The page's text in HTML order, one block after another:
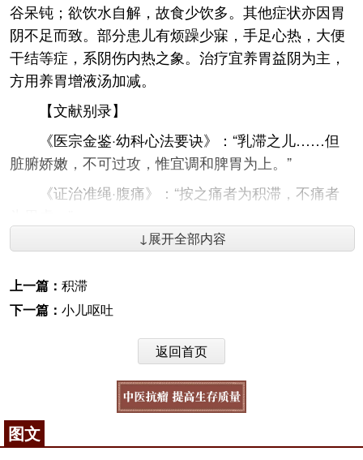
谷呆钝；欲饮水自解，故食少饮多。其他症状亦因胃
阴不足而致。部分患儿有烦躁少寐，手足心热，大便
干结等症，系阴伤内热之象。治疗宜养胃益阴为主，
方用养胃增液汤加减。
【文献别录】
《医宗金鉴·幼科心法要诀》：“乳滞之儿……但
脏腑娇嫩，不可过攻，惟宜调和脾胃为上。”
《证治准绳·腹痛》：“按之痛者为积滞，不痛者
《幼幼集成·伤食证治》：“乳食食滞，中焦不化
也，使其自运。”
咨询电话：010-87876186
↓展开全部内容
上一篇： 积滞
下一篇： 小儿呕吐
返回首页
图文